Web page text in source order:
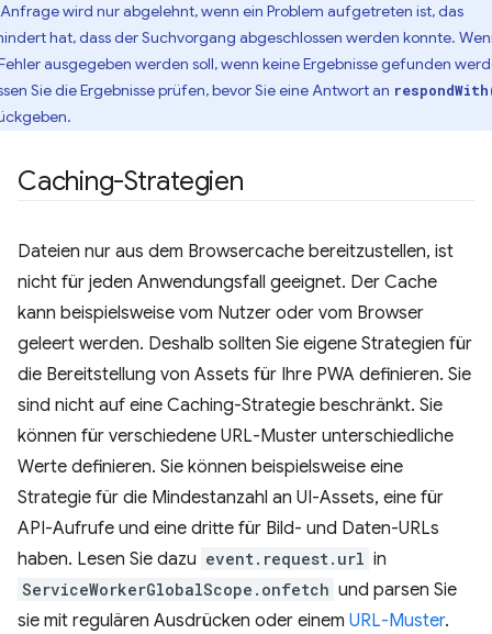
wird nur abgelehnt, wenn ein Problem aufgetreten ist, das
hat, dass der Suchvorgang abgeschlossen werden konnte.
ausgegeben werden soll, wenn keine Ergebnisse gefunden
Sie die Ergebnisse prüfen, bevor Sie eine Antwort an
Caching-Strategien
Dateien nur aus dem Browsercache bereitzustellen, ist
nicht für jeden Anwendungsfall geeignet. Der Cache
kann beispielsweise vom Nutzer oder vom Browser
geleert werden. Deshalb sollten Sie eigene Strategien für
die Bereitstellung von Assets für Ihre PWA definieren. Sie
sind nicht auf eine Caching-Strategie beschränkt. Sie
können für verschiedene URL-Muster unterschiedliche
Werte definieren. Sie können beispielsweise eine
Strategie für die Mindestanzahl an UI-Assets, eine für
API-Aufrufe und eine dritte für Bild- und Daten-URLs
haben. Lesen Sie dazu event.request.url in
ServiceWorkerGlobalScope.onfetch und parsen Sie
sie mit regulären Ausdrücken oder einem URL-Muster.